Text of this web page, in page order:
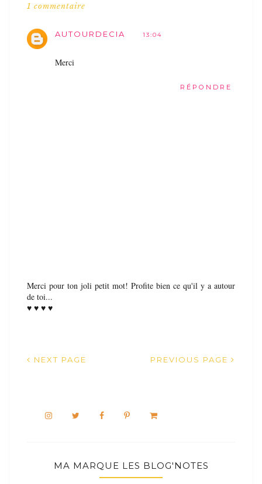
1 commentaire
AUTOURDECIA 13:04
Merci
RÉPONDRE
Merci pour ton joli petit mot! Profite bien ce qu'il y a autour
de toi...
♥ ♥ ♥ ♥
NEXT PAGE PREVIOUS PAGE
MA MARQUE LES BLOG'NOTES